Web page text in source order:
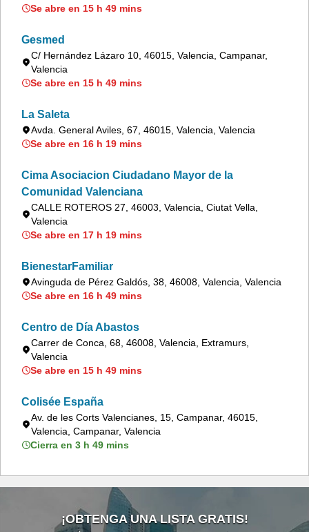
Se abre en 15 h 49 mins
Gesmed
C/ Hernández Lázaro 10, 46015, Valencia, Campanar,
Valencia
Se abre en 15 h 49 mins
La Saleta
Avda. General Aviles, 67, 46015, Valencia, Valencia
Se abre en 16 h 19 mins
Cima Asociacion Ciudadano Mayor de la
Comunidad Valenciana
CALLE ROTEROS 27, 46003, Valencia, Ciutat Vella,
Valencia
Se abre en 17 h 19 mins
BienestarFamiliar
Avinguda de Pérez Galdós, 38, 46008, Valencia, Valencia
Se abre en 16 h 49 mins
Centro de Día Abastos
Carrer de Conca, 68, 46008, Valencia, Extramurs,
Valencia
Se abre en 15 h 49 mins
Colisée España
Av. de les Corts Valencianes, 15, Campanar, 46015,
Valencia, Campanar, Valencia
Cierra en 3 h 49 mins
¡OBTENGA UNA LISTA GRATIS!